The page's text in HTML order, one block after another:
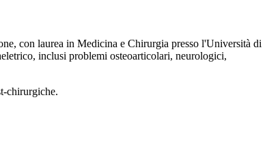
con laurea in Medicina e Chirurgia presso l'Università di
inclusi problemi osteoarticolari, neurologici,
chirurgiche.